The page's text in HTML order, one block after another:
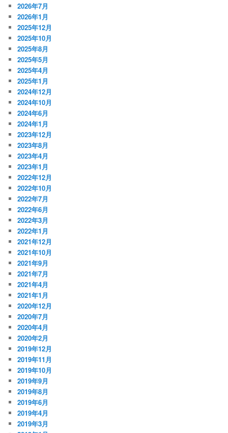
2026年7月
2026年1月
2025年12月
2025年10月
2025年8月
2025年5月
2025年4月
2025年1月
2024年12月
2024年10月
2024年6月
2024年1月
2023年12月
2023年8月
2023年4月
2023年1月
2022年12月
2022年10月
2022年7月
2022年6月
2022年3月
2022年1月
2021年12月
2021年10月
2021年9月
2021年7月
2021年4月
2021年1月
2020年12月
2020年7月
2020年4月
2020年2月
2019年12月
2019年11月
2019年10月
2019年9月
2019年8月
2019年6月
2019年4月
2019年3月